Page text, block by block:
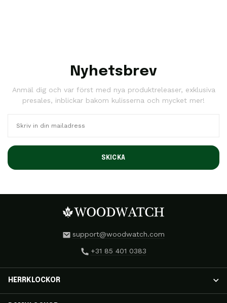
Nyhetsbrev
Anmäl dig och var först med nya produktreleaser, exklusiva
presales, inblickar bakom kulisserna och mycket mer!
SKICKA
support@woodwatch.com
+31 85 401 0383
HERRKLOCKOR